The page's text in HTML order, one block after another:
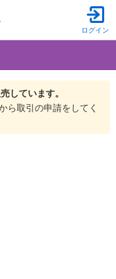
ログイン
しています。
ら取引の申請をしてく